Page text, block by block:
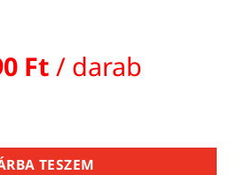
Ft / darab
15 MM, fekete mennyiség
TESZEM